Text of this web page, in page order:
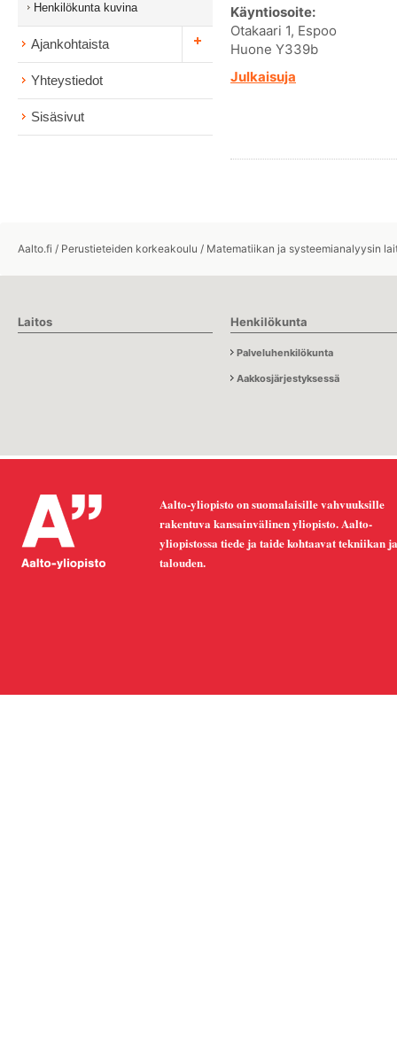
Henkilökunta kuvina
Ajankohtaista
Yhteystiedot
Sisäsivut
Käyntiosoite:
Otakaari 1, Espoo
Huone Y339b
Julkaisuja
Aalto.fi / Perustieteiden korkeakoulu / Matematiikan ja systeemianalyysin
Laitos Henkilökunta
Palveluhenkilökunta
Aakkosjärjestyksessä
Aalto-yliopisto on suomalaisille vahvuuksille
rakentuva kansainvälinen yliopisto. Aalto-
yliopistossa tiede ja taide kohtaavat tekniikan ja
talouden.